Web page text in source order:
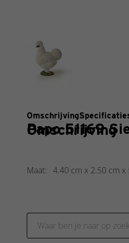
Omschrijving
Omschrijving
Papo 51169
Maat: 4.40 cm x 2.50 cm x
Specificaties